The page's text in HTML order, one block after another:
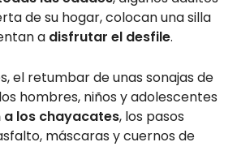
de su hogar, colocan una silla
a disfrutar el desfile.
el retumbar de unas sonajas de
hombres, niños y adolescentes
los chayacates, los pasos
máscaras y cuernos de